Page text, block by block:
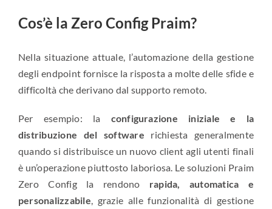
Cos’è la Zero Config Praim?
Nella situazione attuale, l’automazione della gestione
degli endpoint fornisce la risposta a molte delle sfide e
difficoltà che derivano dal supporto remoto.
Per esempio: la configurazione iniziale e la
distribuzione del software richiesta generalmente
quando si distribuisce un nuovo client agli utenti finali
è un’operazione piuttosto laboriosa. Le soluzioni Praim
Zero Config la rendono rapida, automatica e
personalizzabile , grazie alle funzionalità di gestione